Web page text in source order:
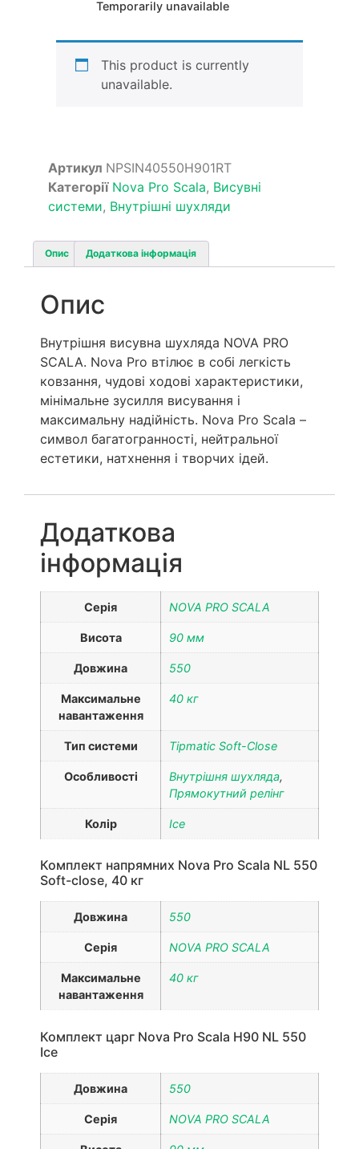
Temporarily unavailable
This product is currently
unavailable.
Артикул NPSIN40550H901RT
Категорії Nova Pro Scala, Висувні
системи, Внутрішні шухляди
Опис Додаткова інформація
Опис
Внутрішня висувна шухляда NOVA PRO
SCALA. Nova Pro втілює в собі легкість
ковзання, чудові ходові характеристики,
мінімальне зусилля висування і
максимальну надійність. Nova Pro Scala –
символ багатогранності, нейтральної
естетики, натхнення і творчих ідей.
Додаткова
інформація
Серія NOVA PRO SCALA
Висота 90 мм
Довжина 550
Максимальне
навантаження
40 кг
Тип системи Tipmatic Soft-Close
Особливості Внутрішня шухляда,
Прямокутний релінг
Колір Ice
Комплект напрямних Nova Pro Scala NL 550
Soft-close, 40 кг
Довжина 550
Серія NOVA PRO SCALA
Максимальне
навантаження
40 кг
Комплект царг Nova Pro Scala H90 NL 550
Ice
Довжина 550
Серія NOVA PRO SCALA